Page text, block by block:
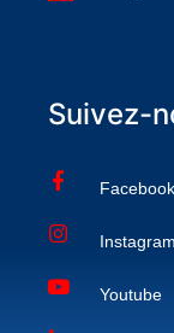
Suivez-
Facebook
Instagram
Youtube